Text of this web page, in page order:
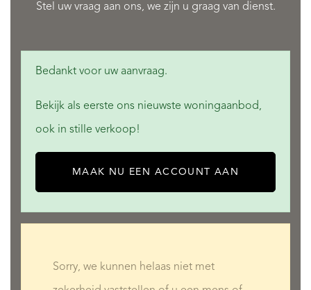
Stel uw vraag aan ons, we zijn u graag van dienst.
Bedankt voor uw aanvraag.
Bekijk als eerste ons nieuwste woningaanbod,
ook in stille verkoop!
MAAK NU EEN ACCOUNT AAN
Sorry, we kunnen helaas niet met